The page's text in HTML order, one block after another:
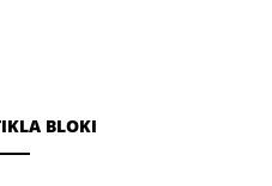
BLOKI